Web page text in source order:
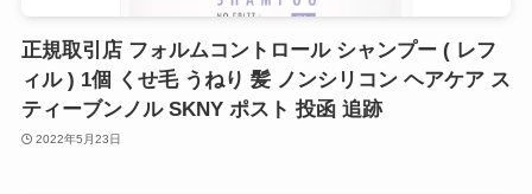
正規取引店 フォルムコントロール シャンプー ( レフ
ィル ) 1個 くせ毛 うねり 髪 ノンシリコン ヘアケア ス
ティーブンノル SKNY ポスト 投函 追跡
2022年5月23日